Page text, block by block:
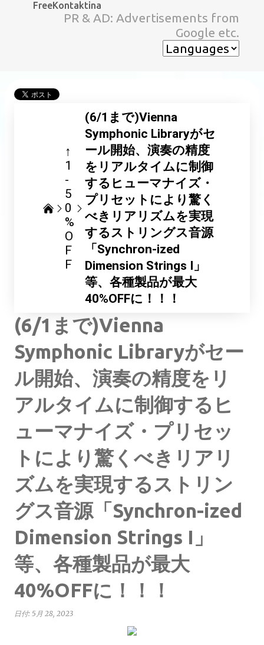
スキップしてメイン コンテンツに移動
FreeKontaktina
PR & AD: Advertisements from
Google etc.
↑
1
-
5
0
%
O
F
F
(6/1まで)Vienna
Symphonic Libraryがセ
ール開始、演奏の精度
をリアルタイムに制御
するヒューマナイズ・
プリセットにより驚く
べきリアリズムを実現
するストリングス音源
「Synchron-ized
Dimension Strings I」
等、各種製品が最大
40%OFFに！！！
(6/1まで)Vienna
Symphonic Libraryがセー
ル開始、演奏の精度をリ
アルタイムに制御するヒ
ューマナイズ・プリセッ
トにより驚くべきリアリ
ズムを実現するストリン
グス音源「Synchron-ized
Dimension Strings I」
等、各種製品が最大
40%OFFに！！！
日付: 5月 28, 2023